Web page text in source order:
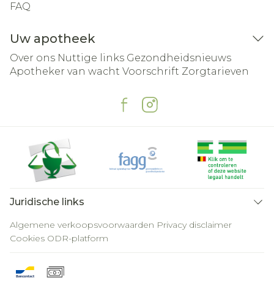
FAQ
Uw apotheek
Over ons Nuttige links Gezondheidsnieuws
Apotheker van wacht Voorschrift Zorgtarieven
Juridische links
Algemene verkoopsvoorwaarden Privacy disclaimer
Cookies ODR-platform